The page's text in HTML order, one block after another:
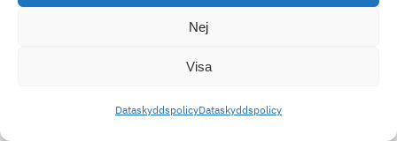
Nej
Visa
DataskyddspolicyDataskyddspolicy